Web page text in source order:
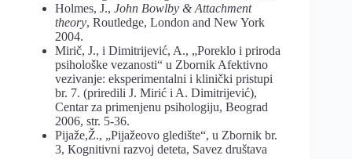
Holmes, J., John Bowlby & Attachment
theory, Routledge, London and New York
2004.
Mirič, J., i Dimitrijević, A., „Poreklo i priroda
psihološke vezanosti“ u Zbornik Afektivno
vezivanje: eksperimentalni i klinički pristupi
br. 7. (priredili J. Mirić i A. Dimitrijević),
Centar za primenjenu psihologiju, Beograd
2006, str. 5-36.
Pijaže,Ž., „Pijažeovo gledište“, u Zbornik br.
3, Кognitivni razvoj deteta, Savez društava